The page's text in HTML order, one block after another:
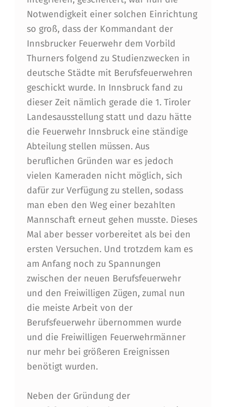
Notwendigkeit einer solchen Einrichtung
so groß, dass der Kommandant der
Innsbrucker Feuerwehr dem Vorbild
Thurners folgend zu Studienzwecken in
deutsche Städte mit Berufsfeuerwehren
geschickt wurde. In Innsbruck fand zu
dieser Zeit nämlich gerade die 1. Tiroler
Landesausstellung statt und dazu hätte
die Feuerwehr Innsbruck eine ständige
Abteilung stellen müssen. Aus
beruflichen Gründen war es jedoch
vielen Kameraden nicht möglich, sich
dafür zur Verfügung zu stellen, sodass
man eben den Weg einer bezahlten
Mannschaft erneut gehen musste. Dieses
Mal aber besser vorbereitet als bei den
ersten Versuchen. Und trotzdem kam es
am Anfang noch zu Spannungen
zwischen der neuen Berufsfeuerwehr
und den Freiwilligen Zügen, zumal nun
die meiste Arbeit von der
Berufsfeuerwehr übernommen wurde
und die Freiwilligen Feuerwehrmänner
nur mehr bei größeren Ereignissen
benötigt wurden.
Neben der Gründung der